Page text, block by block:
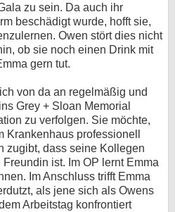
zu sein. Da auch ihr
beschädigt wurde, hofft sie,
Owen stört dies nicht
ob sie noch einen Drink mit
gern tut.
von da an regelmäßig und
Grey + Sloan Memorial
zu verfolgen. Sie möchte,
Krankenhaus professionell
zugibt, dass seine Kollegen
ist. Im OP lernt Emma
Im Anschluss trifft Emma
als jene sich als Owens
Arbeitstag konfrontiert
Forum
bei X
Kontakt
Nutzungsbedingungen
Datenschutz